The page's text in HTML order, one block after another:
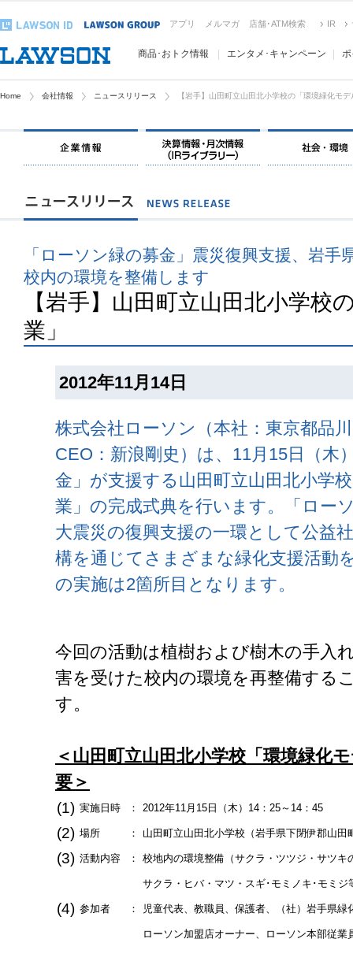
アプリ メルマガ 店舗･ATM検索 IR
商品･おトク情報 エンタメ･キャンペーン
Home 会社情報 ニュースリリース 【岩手】山田町立山田北小学校の「環境緑化モ
「ローソン緑の募金」震災復興支援、岩手
校内の環境を整備します
【岩手】山田町立山田北小学校
業」
2012年11月14日
株式会社ローソン（本社：東京都品
CEO：新浪剛史）は、11月15日（木
金」が支援する山田町立山田北小学
業」の完成式典を行います。「ロー
大震災の復興支援の一環として公益
構を通じてさまざまな緑化支援活動
の実施は2箇所目となります。
今回の活動は植樹および樹木の手入
害を受けた校内の環境を再整備する
す。
＜山田町立山田北小学校「環境緑化
要＞
(1) 実施日時 ： 2012年11月15日（木）14：25～14：45
(2) 場所 ： 山田町立山田北小学校（岩手県下閉伊郡山田
(3) 活動内容 ： 校地内の環境整備（サクラ・ツツジ・サツキ
サクラ・ヒバ・マツ・スギ･モミノキ･モミ
(4) 参加者 ： 児童代表、教職員、保護者、（社）岩手県緑
ローソン加盟店オーナー、ローソン本部